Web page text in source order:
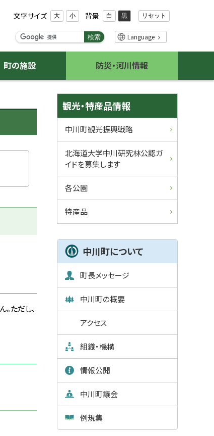
文字サイズ 大 小 背景 白 黒 リセット
検
ー
ワ
検索 Language
町の施設 防災・河川情報
ただし、
サ
イ
ド
メ
ニ
ー
観光・特産品情報
中川町観光振興戦略
北海道大学中川研究林公認ガ
イドを募集します
各公園
特産品
中川町について
町長メッセージ
中川町の概要
アクセス
組織・機構
情報公開
中川町議会
例規集